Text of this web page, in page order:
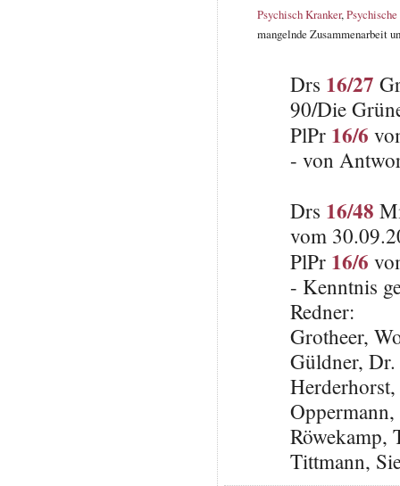
Psychisch Kranker,
mangelnde Zusammenarbeit
Drs 16/27
90/Die
PlPr 16/6
- von
Drs 16/48
vom
PlPr 16/6
- Kenntnis
Redner:
Grotheer,
Güldner,
Röwekamp,
Tittmann,